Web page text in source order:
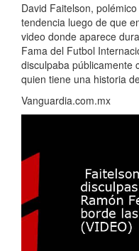
David Faitelson,
tendencia luego de que
video donde aparece
Fama del Futbol
disculpaba públicamente
quien tiene una historia
Vanguardia.com.mx